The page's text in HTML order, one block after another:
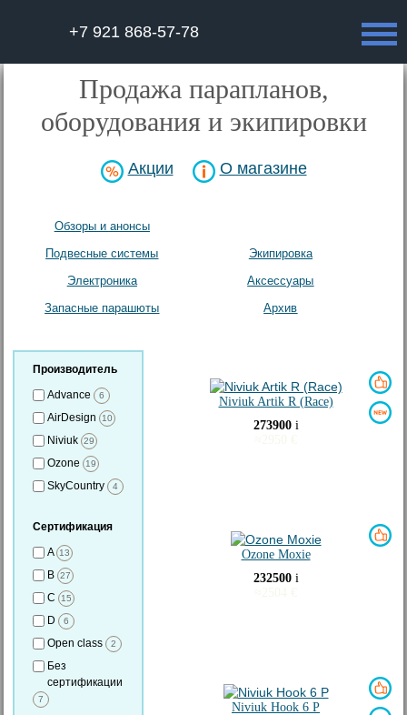
+7 921 868-57-78
Продажа парапланов,
оборудования и экипировки
Акции О магазине
Обзоры и анонсы
Подвесные системы
Экипировка
Электроника
Аксесcуары
Запасные парашюты
Архив
Производитель
Advance
6
AirDesign 10
Niviuk 29
Ozone 19
SkyCountry 4
Сертификация
A 13
B 27
C 15
D 6
Open class 2
Без
сертификации
7
Niviuk Artik R (Race)
273900 i
Ozone Moxie
232500 i
Niviuk Hook 6 P